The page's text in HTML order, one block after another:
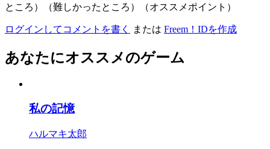
ところ）（難しかったところ）（オススメポイント）
ログインしてコメントを書く または Freem！IDを作成
あなたにオススメのゲーム
私の記憶
ハルマキ太郎